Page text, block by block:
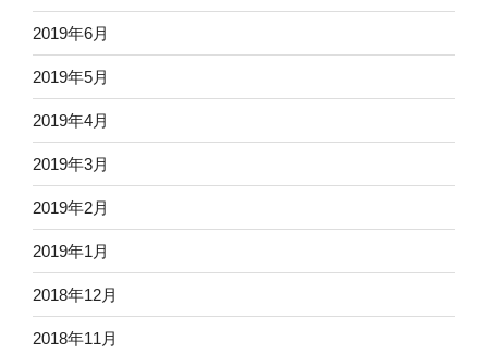
2019年6月
2019年5月
2019年4月
2019年3月
2019年2月
2019年1月
2018年12月
2018年11月